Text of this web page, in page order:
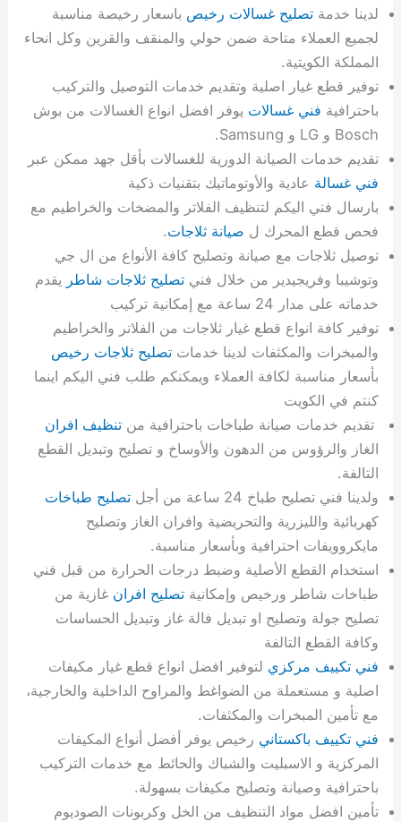
لدينا خدمةتصليح غسالات رخيص باسعار رخيصة مناسبة
لجميع العملاء متاحة ضمن حولي والمنقف والقرين وكل انحاء
المملكة الكويتية.
توفير قطع غيار اصلية وتقديم خدمات التوصيل والتركيب
باحترافية فني غسالات يوفر افضل انواع الغسالات من بوش
Bosch و LG و Samsung.
تقديم خدمات الصيانة الدورية للغسالات بأقل جهد ممكن عبر
فني غسالة عادية والأوتوماتيك بتقنيات ذكية
بارسال فني اليكم لتنظيف الفلاتر والمضخات والخراطيم مع
فحص قطع المحرك ل صيانة ثلاجات.
توصيل ثلاجات مع صيانة وتصليح كافة الأنواع من ال جي
وتوشيبا وفريجيدير من خلال فنيتصليح ثلاجات شاطر يقدم
خدماته على مدار 24 ساعة مع إمكانية تركيب
توفير كافة انواع قطع غيار ثلاجات من الفلاتر والخراطيم
والمبخرات والمكثفات لدينا خدماتتصليح ثلاجات رخيص
بأسعار مناسبة لكافة العملاء ويمكنكم طلب فني اليكم اينما
كنتم في الكويت
تقديم خدمات صيانة طباخات باحترافية منتنظيف افران
الغاز والرؤوس من الدهون والأوساخ و تصليح وتبديل القطع
التالفة.
ولدينا فني تصليح طباخ 24 ساعة من أجل
تصليح طباخات
كهربائية والليزرية والتحريضية وافران الغاز وتصليح
مايكروويفات احترافية وبأسعار مناسبة.
استخدام القطع الأصلية وضبط درجات الحرارة من قبل فني
طباخات شاطر ورخيص وإمكانيةتصليح افران غازية من
تصليح جولة وتصليح او تبديل فالة غاز وتبديل الحساسات
وكافة القطع التالفة
فني تكييف مركزي لتوفير افضل انواع قطع غيار مكيفات
اصلية و مستعملة من الضواغط والمراوح الداخلية والخارجية،
مع تأمين المبخرات والمكثفات.
فني تكييف باكستاني رخيص يوفر أفضل أنواع المكيفات
المركزية و الاسبليت والشباك والحائط مع خدمات التركيب
باحترافية وصيانة وتصليح مكيفات بسهولة.
تأمين افضل مواد التنظيف من الخل وكربونات الصوديوم